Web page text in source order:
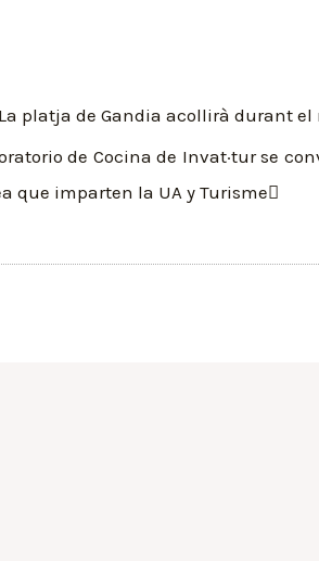
La platja de Gandia acollirà durant el
de Cocina de Invat·tur se
que imparten la UA y Turisme